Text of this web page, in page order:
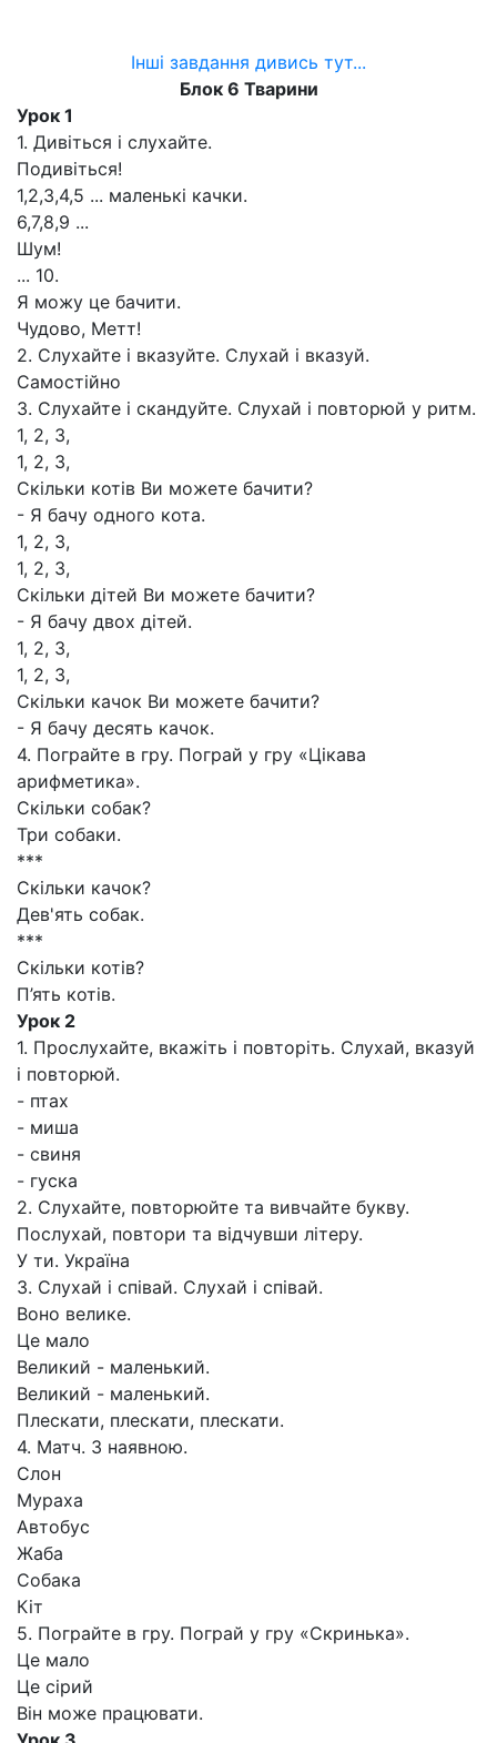
Інші завдання дивись тут...
Блок 6 Тварини
Урок 1
1. Дивіться і слухайте.
Подивіться!
1,2,3,4,5 ... маленькі качки.
6,7,8,9 ...
Шум!
... 10.
Я можу це бачити.
Чудово, Метт!
2. Слухайте і вказуйте. Слухай і вказуй.
Самостійно
3. Слухайте і скандуйте. Слухай і повторюй у ритм.
1, 2, З,
1, 2, З,
Скільки котів Ви можете бачити?
- Я бачу одного кота.
1, 2, 3,
1, 2, 3,
Скільки дітей Ви можете бачити?
- Я бачу двох дітей.
1, 2, 3,
1, 2, 3,
Скільки качок Ви можете бачити?
- Я бачу десять качок.
4. Пограйте в гру. Пограй у гру «Цікава
арифметика».
Скільки собак?
Три собаки.
***
Скільки качок?
Дев'ять собак.
***
Скільки котів?
П’ять котів.
Урок 2
1. Прослухайте, вкажіть і повторіть. Слухай, вказуй
і повторюй.
- птах
- миша
- свиня
- гуска
2. Слухайте, повторюйте та вивчайте букву.
Послухай, повтори та відчувши літеру.
У ти. Україна
3. Слухай і співай. Слухай і співай.
Воно велике.
Це мало
Великий - маленький.
Великий - маленький.
Плескати, плескати, плескати.
4. Матч. З наявною.
Слон
Мураха
Автобус
Жаба
Собака
Кіт
5. Пограйте в гру. Пограй у гру «Скринька».
Це мало
Це сірий
Він може працювати.